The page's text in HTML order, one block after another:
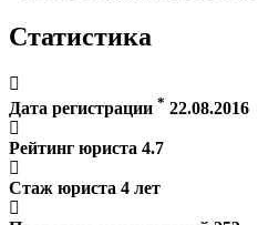
Статистика
Дата регистрации * 22.08.2016
Рейтинг юриста 4.7
Стаж юриста 4 лет